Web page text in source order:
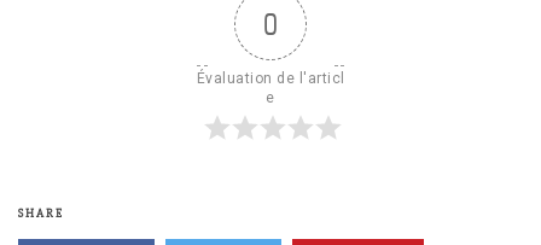
0
Évaluation de l'articl
e
SHARE